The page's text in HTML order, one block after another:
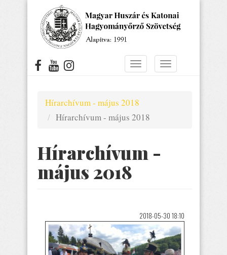
Navigáció
Navigáció
Hírarchívum - május 2018
Hírarchívum - május 2018
Hírarchívum -
május 2018
2018-05-30 18:10